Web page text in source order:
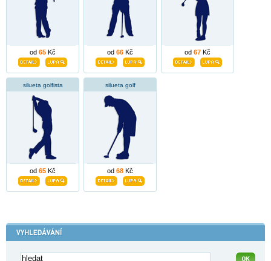
od 65 Kč od 66 Kč od 67 Kč
silueta golfista
od 65 Kč
silueta golf
od 68 Kč